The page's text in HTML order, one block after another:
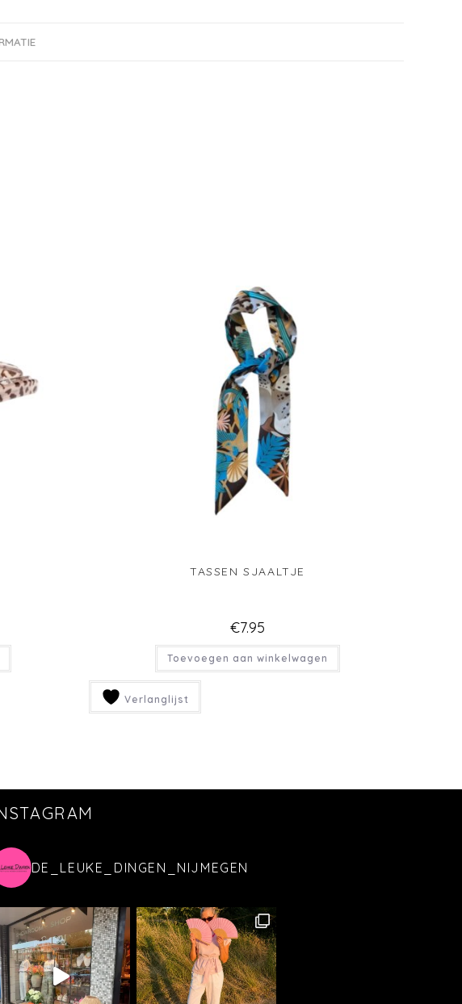
TASSEN SJAALTJE
€7.95
Toevoegen aan winkelwagen
Verlanglijst
DE_LEUKE_DINGEN_NIJMEGEN